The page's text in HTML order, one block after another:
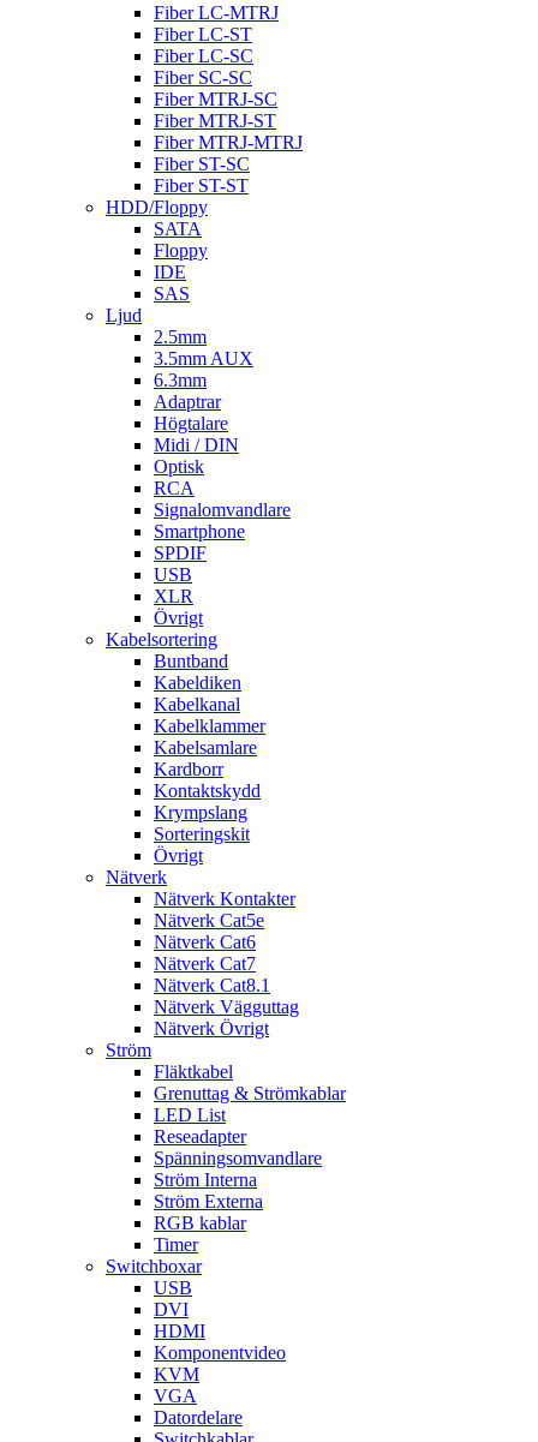
Fiber LC-MTRJ
Fiber LC-ST
Fiber LC-SC
Fiber SC-SC
Fiber MTRJ-SC
Fiber MTRJ-ST
Fiber MTRJ-MTRJ
Fiber ST-SC
Fiber ST-ST
HDD/Floppy
SATA
Floppy
IDE
SAS
Ljud
2.5mm
3.5mm AUX
6.3mm
Adaptrar
Högtalare
Midi / DIN
Optisk
RCA
Signalomvandlare
Smartphone
SPDIF
USB
XLR
Övrigt
Kabelsortering
Buntband
Kabeldiken
Kabelkanal
Kabelklammer
Kabelsamlare
Kardborr
Kontaktskydd
Krympslang
Sorteringskit
Övrigt
Nätverk
Nätverk Kontakter
Nätverk Cat5e
Nätverk Cat6
Nätverk Cat7
Nätverk Cat8.1
Nätverk Vägguttag
Nätverk Övrigt
Ström
Fläktkabel
Grenuttag & Strömkablar
LED List
Reseadapter
Spänningsomvandlare
Ström Interna
Ström Externa
RGB kablar
Timer
Switchboxar
USB
DVI
HDMI
Komponentvideo
KVM
VGA
Datordelare